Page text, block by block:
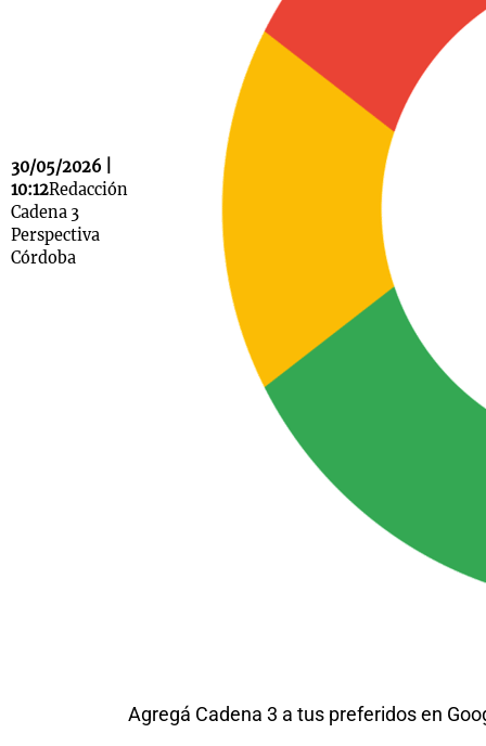
30/05/2026 |
10:12Redacción
Cadena 3
Perspectiva
Córdoba
Agregá Cadena 3 a tus preferidos en